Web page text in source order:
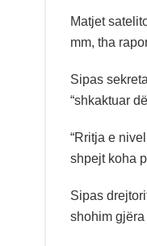
Matjet
mm, tha
Sipas
“shkaktuar
“Rritja e
shpejt koha
Sipas
shohim gjëra